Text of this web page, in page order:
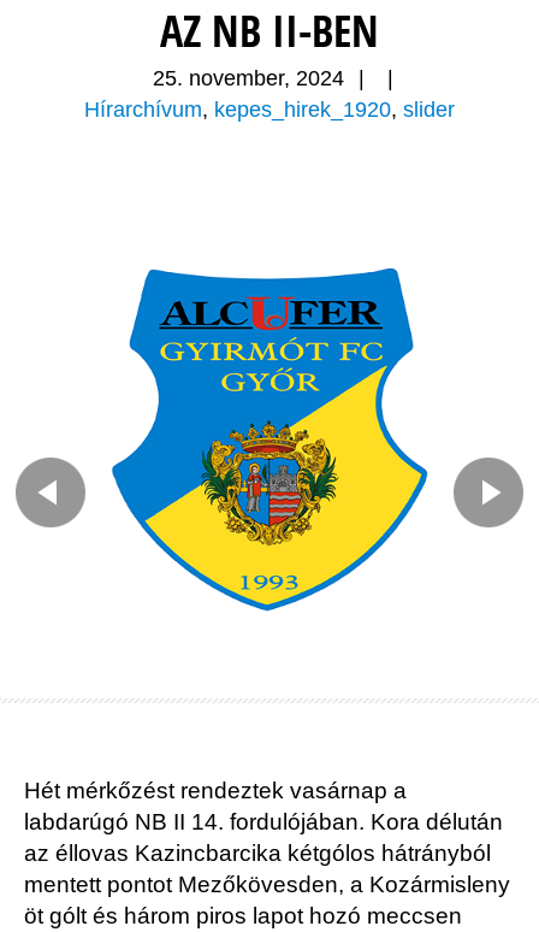
AZ NB II-BEN
25. november, 2024
Hírarchívum, kepes_hirek_1920, slider
Hét mérkőzést rendeztek vasárnap a
labdarúgó NB II 14. fordulójában. Kora délután
az éllovas Kazincbarcika kétgólos hátrányból
mentett pontot Mezőkövesden, a Kozármisleny
öt gólt és három piros lapot hozó meccsen